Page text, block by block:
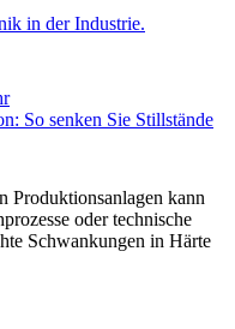
So senken Sie Stillstände
Produktionsanlagen kann
oder technische
Schwankungen in Härte